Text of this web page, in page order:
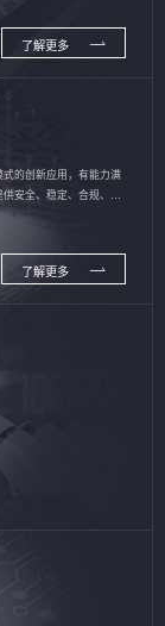
了解更多
的创新应用，有能力满
安全、稳定、合规、持
了解更多